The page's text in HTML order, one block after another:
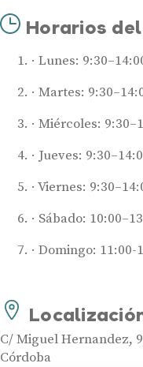
Horarios
Lunes:
Martes:
Miércoles:
Jueves:
Viernes:
Sábado:
Domingo: 11:00-
C/ Miguel Hernandez,
Córdoba